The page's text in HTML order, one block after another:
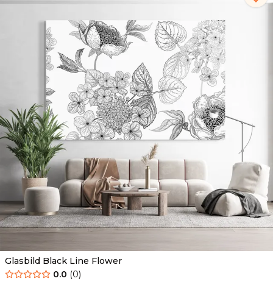
Glasbild Black Line Flower
0.0 (0)
Ab 69.90 € 44.90